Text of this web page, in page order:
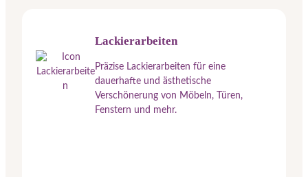
Lackierarbeiten
Präzise Lackierarbeiten für eine
dauerhafte und ästhetische
Verschönerung von Möbeln, Türen,
Fenstern und mehr.